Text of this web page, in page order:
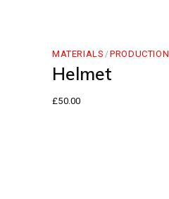
MATERIALS PRODUCTION
Helmet
£50.00